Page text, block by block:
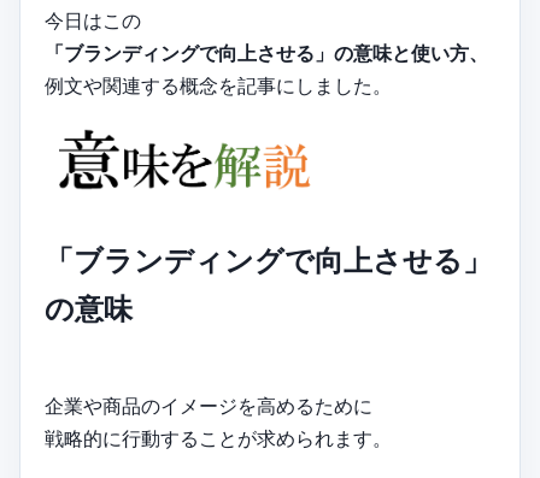
今日はこの
「ブランディングで向上させる」の意味と使い方、
例文や関連する概念を記事にしました。
「ブランディングで向上させる」
の意味
企業や商品のイメージを高めるために
戦略的に行動することが求められます。